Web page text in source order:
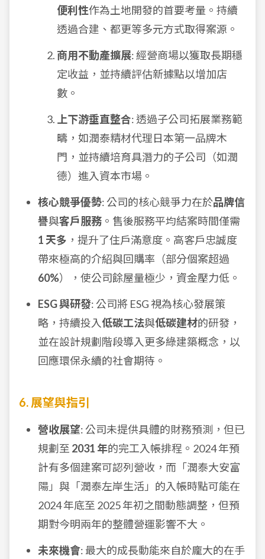
便利性作為土地開發的首要考量。持續
透過合建、都更等多元方式取得案源。
商用不動產擴展: 經營商場以獲取長期穩
定收益，並持續評估新據點以增加店
數。
上下游垂直整合: 透過子公司拓展業務範
疇，如潤泰精材代理日本第一品牌木
門，並持續培育具潛力的子公司（如潤
德）進入資本市場。
核心競爭優勢: 公司的核心競爭力在於品牌信
譽與客戶服務 。售後服務平均結案時間僅需
1 天多 ，提升了住戶滿意度。高客戶忠誠度
帶來極高的介紹與回購率（部分個案超過
60%），使公司餘屋量極少，資金壓力低。
ESG 與研發: 公司將 ESG 視為核心發展策
略，持續投入低碳工法與低碳建材的研發，
並在設計規劃階段導入更多綠建築概念，以
回應環保永續的社會期待。
6. 展望與指引
營收展望: 公司未提供具體的財務預測，但已
規劃至 2031 年的完工入帳排程。2024 年預
計有多個建案可認列營收，而「潤泰大安富
陽」與「潤泰左岸生活」的入帳時點可能在
2024 年底至 2025 年初之間動態調整，但預
期對今明兩年的整體營運影響不大。
未來機會: 最大的成長動能來自於龐大的在手